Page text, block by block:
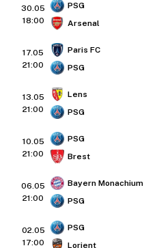
30.05
18:00
PSG
Arsenal
17.05
21:00
Paris FC
PSG
13.05
21:00
Lens
PSG
10.05
21:00
PSG
Brest
06.05
21:00
Bayern Monachium
PSG
02.05
17:00
PSG
Lorient